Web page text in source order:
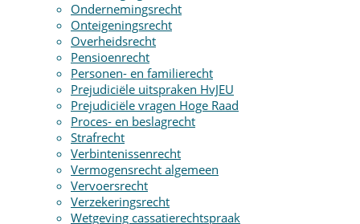
Ondernemingsrecht
Onteigeningsrecht
Overheidsrecht
Pensioenrecht
Personen- en familierecht
Prejudiciële uitspraken HvJEU
Prejudiciële vragen Hoge Raad
Proces- en beslagrecht
Strafrecht
Verbintenissenrecht
Vermogensrecht algemeen
Vervoersrecht
Verzekeringsrecht
Wetgeving cassatierechtspraak